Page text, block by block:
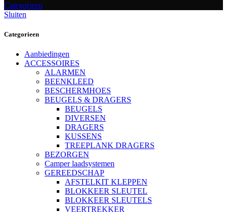
Categorieen
Sluiten
Categorieen
Aanbiedingen
ACCESSOIRES
ALARMEN
BEENKLEED
BESCHERMHOES
BEUGELS & DRAGERS
BEUGELS
DIVERSEN
DRAGERS
KUSSENS
TREEPLANK DRAGERS
BEZORGEN
Camper laadsystemen
GEREEDSCHAP
AFSTELKIT KLEPPEN
BLOKKEER SLEUTEL
BLOKKEER SLEUTELS
VEERTREKKER